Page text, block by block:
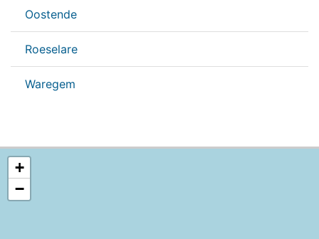
Oostende
Roeselare
Waregem
+
−